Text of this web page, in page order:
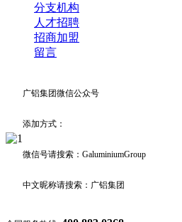
分支机构
人才招聘
招商加盟
留言
广铝集团微信公众号
添加方式：
微信号请搜索：GaluminiumGroup
中文昵称请搜索：广铝集团